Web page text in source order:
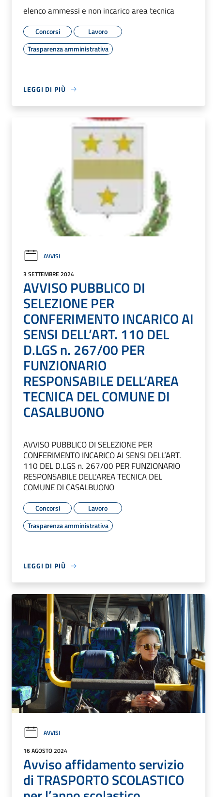
elenco ammessi e non incarico area tecnica
Concorsi
Lavoro
Trasparenza amministrativa
LEGGI DI PIÙ
AVVISI
3 SETTEMBRE 2024
AVVISO PUBBLICO DI
SELEZIONE PER
CONFERIMENTO INCARICO AI
SENSI DELL’ART. 110 DEL
D.LGS n. 267/00 PER
FUNZIONARIO
RESPONSABILE DELL’AREA
TECNICA DEL COMUNE DI
CASALBUONO
AVVISO PUBBLICO DI SELEZIONE PER
CONFERIMENTO INCARICO AI SENSI DELL’ART.
110 DEL D.LGS n. 267/00 PER FUNZIONARIO
RESPONSABILE DELL’AREA TECNICA DEL
COMUNE DI CASALBUONO
Concorsi
Lavoro
Trasparenza amministrativa
LEGGI DI PIÙ
AVVISI
16 AGOSTO 2024
Avviso affidamento servizio
di TRASPORTO SCOLASTICO